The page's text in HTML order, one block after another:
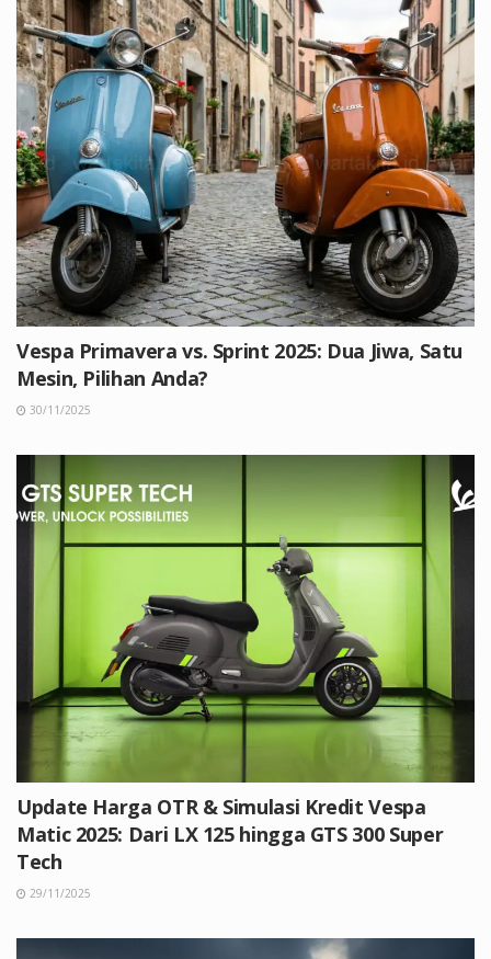
Vespa Primavera vs. Sprint 2025: Dua Jiwa, Satu
Mesin, Pilihan Anda?
30/11/2025
Update Harga OTR & Simulasi Kredit Vespa
Matic 2025: Dari LX 125 hingga GTS 300 Super
Tech
29/11/2025